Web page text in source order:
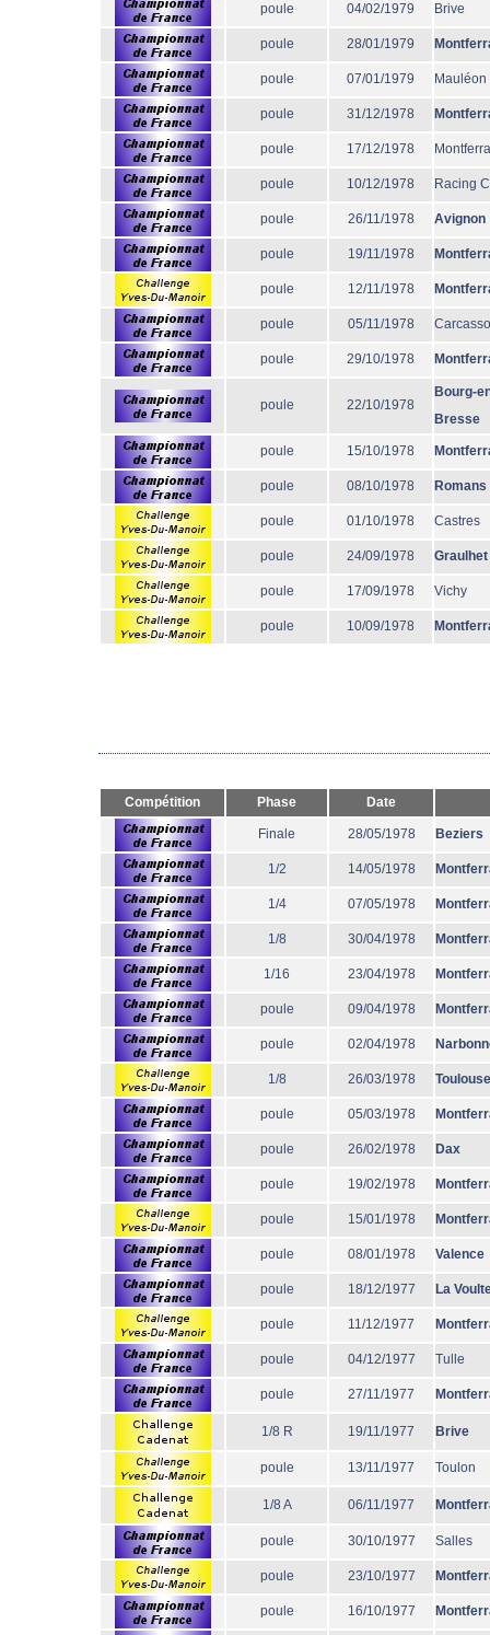
poule 04/02/1979 Brive
poule 28/01/1979
poule 07/01/1979 Mauléon
poule 31/12/1978
poule 17/12/1978
poule 10/12/1978 Racing
poule 26/11/1978 Avignon
poule 19/11/1978
poule 12/11/1978
poule 05/11/1978
poule 29/10/1978
poule 22/10/1978
Bourg-
Bresse
poule 15/10/1978
poule 08/10/1978 Romans
poule 01/10/1978 Castres
poule 24/09/1978 Graulhet
poule 17/09/1978 Vichy
poule 10/09/1978
Compétition Phase Date
Finale 28/05/1978 Beziers
1/2 14/05/1978
1/4 07/05/1978
1/8 30/04/1978
1/16 23/04/1978
poule 09/04/1978
poule 02/04/1978
1/8 26/03/1978 Toulouse
poule 05/03/1978
poule 26/02/1978 Dax
poule 19/02/1978
poule 15/01/1978
poule 08/01/1978 Valence
poule 18/12/1977 La
poule 11/12/1977
poule 04/12/1977 Tulle
poule 27/11/1977
1/8 R 19/11/1977 Brive
poule 13/11/1977 Toulon
1/8 A 06/11/1977
poule 30/10/1977 Salles
poule 23/10/1977
poule 16/10/1977